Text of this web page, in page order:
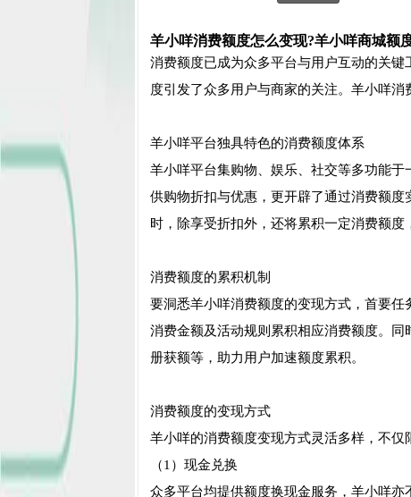
羊小咩消费额度怎么变现?羊小咩商城额
消费额度已成为众多平台与用户互动的关
度引发了众多用户与商家的关注。羊小咩消
羊小咩平台独具特色的消费额度体系
羊小咩平台集购物、娱乐、社交等多功能
供购物折扣与优惠，更开辟了通过消费额
时，除享受折扣外，还将累积一定消费额度
消费额度的累积机制
要洞悉羊小咩消费额度的变现方式，首要
消费金额及活动规则累积相应消费额度。
册获额等，助力用户加速额度累积。
消费额度的变现方式
羊小咩的消费额度变现方式灵活多样，不仅
（1）现金兑换
众多平台均提供额度换现金服务，羊小咩